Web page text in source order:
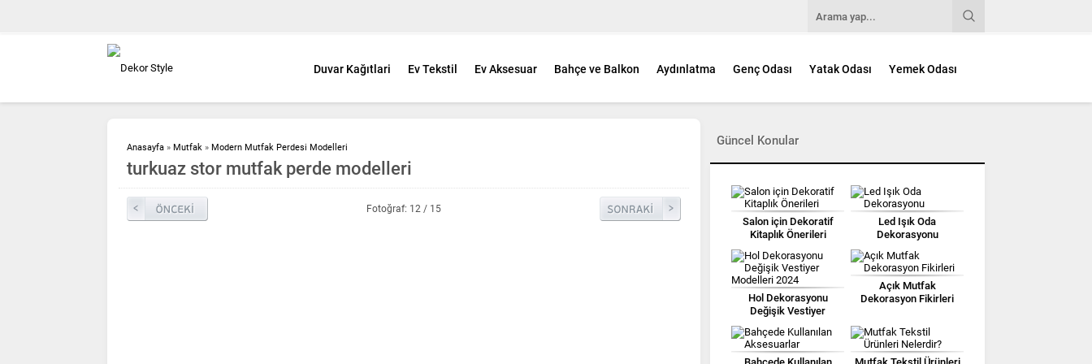
Duvar Kağıtlari Ev Tekstil Ev Aksesuar Bahçe ve Balkon Aydınlatma Genç Odası Yatak Odası Yemek Odası
Anasayfa » Mutfak » Modern Mutfak Perdesi Modelleri
turkuaz stor mutfak perde modelleri
Fotoğraf: 12 / 15
Güncel Konular
Salon için Dekoratif
Kitaplık Önerileri
Led Işık Oda
Dekorasyonu
Hol Dekorasyonu
Değişik Vestiyer
Açık Mutfak
Dekorasyon Fikirleri